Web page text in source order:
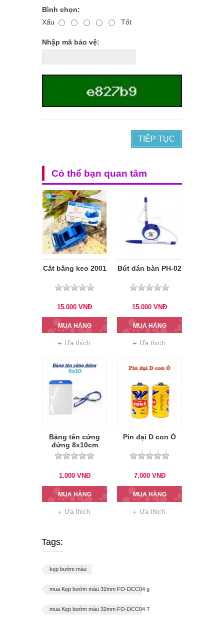
Bình chọn:
Xấu
Tốt
Nhập mã bảo vệ:
TIẾP TỤC
Có thể bạn quan tâm
Cắt băng keo 2001
15.000 VNĐ
MUA HÀNG
Ưa thích
Bút dán bàn PH-02
15.000 VNĐ
MUA HÀNG
Ưa thích
Bảng tên cứng
đứng 8x10cm
1.000 VNĐ
MUA HÀNG
Ưa thích
Pin đại D con Ó
7.000 VNĐ
MUA HÀNG
Ưa thích
Tags:
kẹp bướm màu
mua Kẹp bướm màu 32mm FO-DCC04 g
mua Kẹp bướm màu 32mm FO-DCC04 T